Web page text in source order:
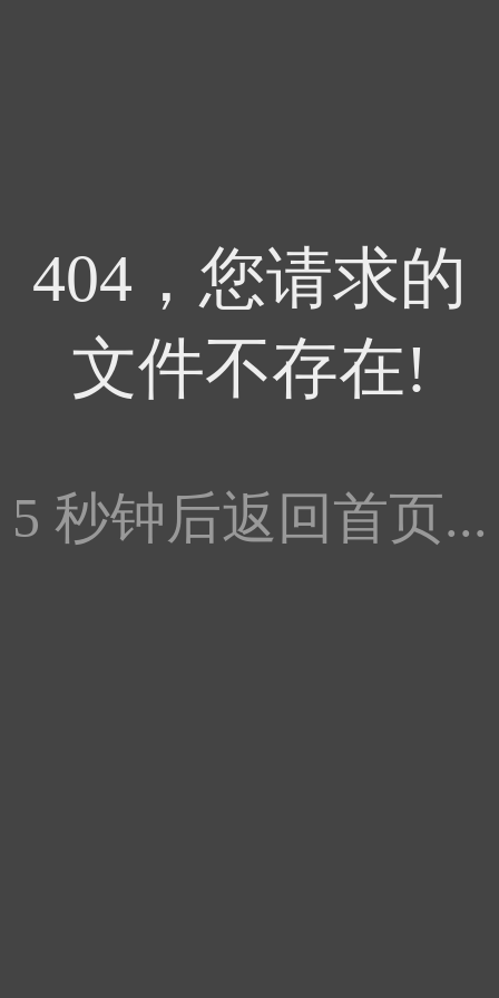
404，您请求的
文件不存在!
5 秒钟后返回首页...